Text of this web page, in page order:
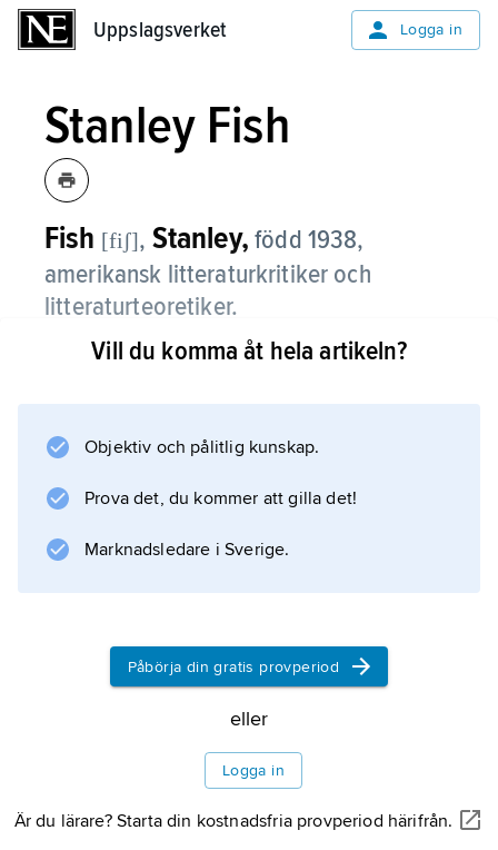
Uppslagsverket Logga in
Stanley Fish
Fish [fiʃ], Stanley, född 1938,
amerikansk litteraturkritiker och
litteraturteoretiker.
Stanley Fish har varit professor i
1974–85, Duke University 1985–98 och
Vill du komma åt hela artikeln?
Objektiv och pålitlig kunskap.
Prova det, du kommer att gilla det!
Marknadsledare i Sverige.
Påbörja din gratis provperiod
eller
Logga in
Är du lärare? Starta din kostnadsfria provperiod härifrån.